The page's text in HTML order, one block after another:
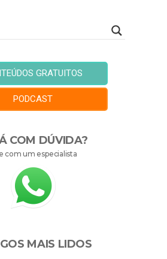
GRATUITOS
PODCAST
COM DÚVIDA?
com um especialista
MAIS LIDOS